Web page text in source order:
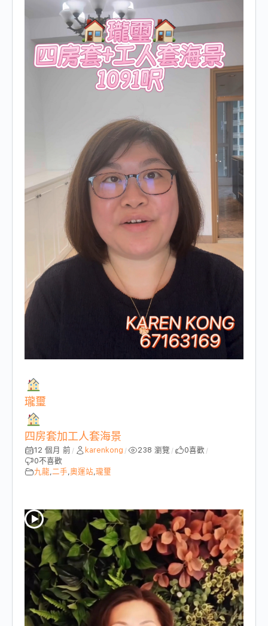
瓏璽
四房套加工人套海景
12 個月 前 / karenkong / 238 瀏覽 / 0喜歡 /
0不喜歡
九龍,二手,奧運站,瓏璽